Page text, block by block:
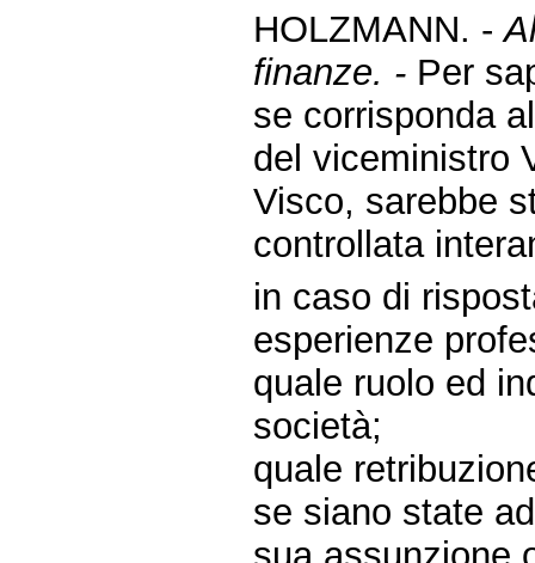
HOLZMANN. -
finanze. - Per
se corrisponda
del viceministro
Visco, sarebbe
controllata
in caso di
esperienze
quale ruolo ed
società;
quale
se siano state